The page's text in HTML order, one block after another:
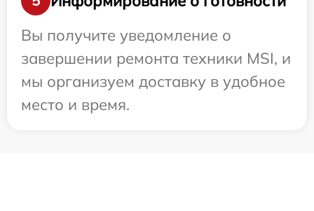
Вы получите уведомление о
завершении ремонта техники MSI, и
мы организуем доставку в удобное
место и время.